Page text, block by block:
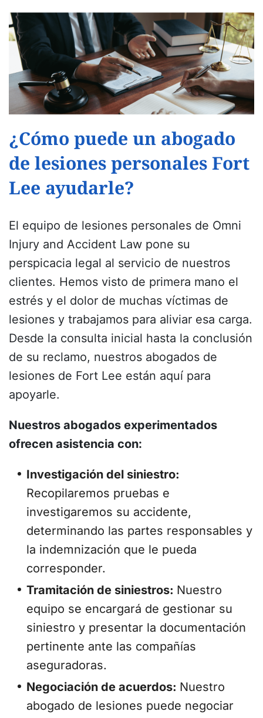
¿Cómo puede un abogado
de lesiones personales Fort
Lee ayudarle?
El equipo de lesiones personales de Omni
Injury and Accident Law pone su
perspicacia legal al servicio de nuestros
clientes. Hemos visto de primera mano el
estrés y el dolor de muchas víctimas de
lesiones y trabajamos para aliviar esa carga.
Desde la consulta inicial hasta la conclusión
de su reclamo, nuestros abogados de
lesiones de Fort Lee están aquí para
apoyarle.
Nuestros abogados experimentados
ofrecen asistencia con:
Investigación del siniestro:
Recopilaremos pruebas e
investigaremos su accidente,
determinando las partes responsables y
la indemnización que le pueda
corresponder.
Tramitación de siniestros: Nuestro
equipo se encargará de gestionar su
siniestro y presentar la documentación
pertinente ante las compañías
aseguradoras.
Negociación de acuerdos: Nuestro
abogado de lesiones puede negociar